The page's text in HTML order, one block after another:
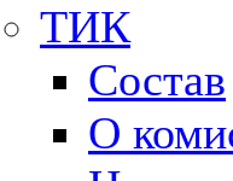
ТИК
Состав
О